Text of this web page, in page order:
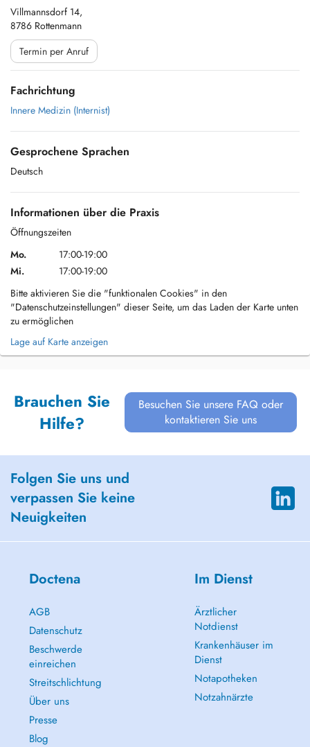
Villmannsdorf 14,
8786 Rottenmann
Termin per Anruf
Fachrichtung
Innere Medizin (Internist)
Gesprochene Sprachen
Deutsch
Informationen über die Praxis
Öffnungszeiten
Mo.
17:00-19:00
Mi.
17:00-19:00
Bitte aktivieren Sie die "funktionalen Cookies" in den
"Datenschutzeinstellungen" dieser Seite, um das Laden der Karte unten
zu ermöglichen
Lage auf Karte anzeigen
Brauchen Sie
Hilfe?
Besuchen Sie unsere FAQ oder
kontaktieren Sie uns
Folgen Sie uns und
verpassen Sie keine
Neuigkeiten
Doctena
AGB
Datenschutz
Beschwerde
einreichen
Streitschlichtung
Über uns
Presse
Blog
Im Dienst
Ärztlicher
Notdienst
Krankenhäuser im
Dienst
Notapotheken
Notzahnärzte